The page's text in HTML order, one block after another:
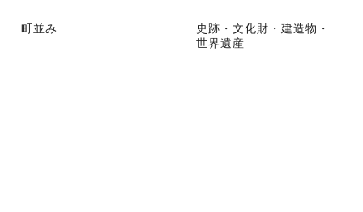
町並み
史跡・文化財・建造物・
世界遺産